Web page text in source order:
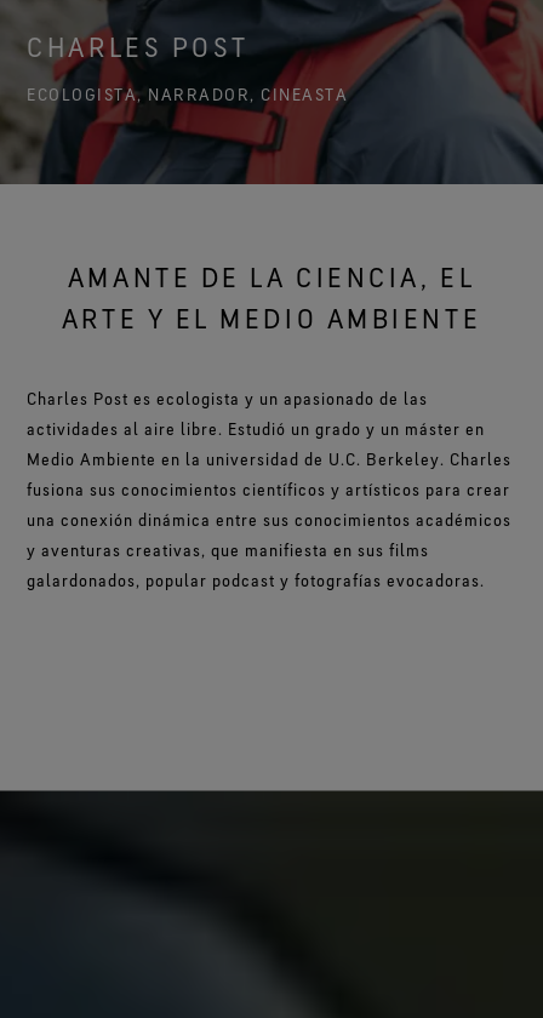
Pruebas de guantes
Prendas WINDSTOPPER® by GORE‑TEX LABS®
Totalmente cortavientos. Extremadamente
Ver todas las tecnologías de prendas exteriores
El ajuste y la sensación que tanto te gustan.
Impermeabilidad garantizada.
Calzado GORE‑TEX® SURROUND®
Sistema de transpirablidad 360º para los pies.
Ver todas las tecnologías de calzado
Guantes WINDSTOPPER® Stretch by GORE‑TEX LABS®
Buen ajuste. Mejor control. Diseñados para no
Guantes WINDSTOPPER® by GORE‑TEX LABS®
Totalmente cortavientos. Comodidad extraordinaria.
Nuestro compromiso
Acerca de nosotros
Serie Breaking Trails
Embajadores de marca
Tratamiento repelente al agua (DWR)
Contacto
Garantía y devolución
CHARLES POST
ECOLOGISTA, NARRADOR, CINEASTA
AMANTE DE LA CIENCIA, EL
ARTE Y EL MEDIO AMBIENTE
Charles Post es ecologista y un apasionado de las
actividades al aire libre. Estudió un grado y un máster en
Medio Ambiente en la universidad de U.C. Berkeley. Charles
fusiona sus conocimientos científicos y artísticos para crear
una conexión dinámica entre sus conocimientos académicos
y aventuras creativas, que manifiesta en sus films
galardonados, popular podcast y fotografías evocadoras.